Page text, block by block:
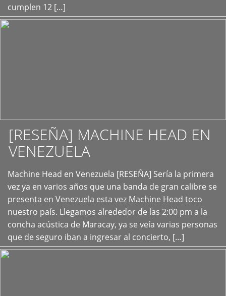
cumplen 12 […]
[RESEÑA] MACHINE HEAD EN
VENEZUELA
Machine Head en Venezuela [RESEÑA] Sería la primera
vez ya en varios años que una banda de gran calibre se
presenta en Venezuela esta vez Machine Head toco
nuestro país. Llegamos alrededor de las 2:00 pm a la
concha acústica de Maracay, ya se veía varias personas
que de seguro iban a ingresar al concierto, […]
+